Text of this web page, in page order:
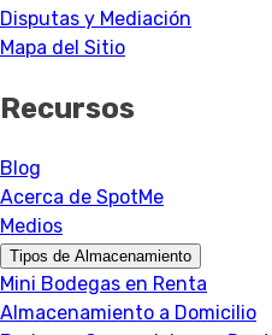
Disputas y Mediación
Mapa del Sitio
Recursos
Blog
Acerca de SpotMe
Medios
Tipos de Almacenamiento
Mini Bodegas en Renta
Almacenamiento a Domicilio